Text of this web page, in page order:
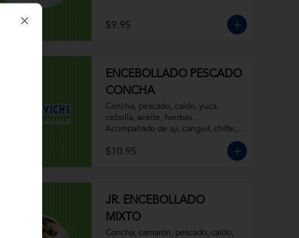
$9.95
ENCEBOLLADO PESCADO
CONCHA
Concha, pescado, caldo, yuca,
cebolla, aceite, hierbas.
Acompañado de ají, canguil, chifle,
$10.95
JR. ENCEBOLLADO
MIXTO
Concha, camarón, pescado, caldo,